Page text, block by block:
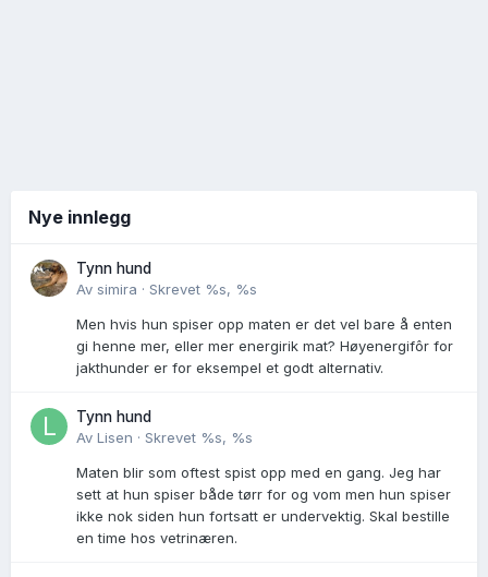
Nye innlegg
Tynn hund
Av simira · Skrevet %s, %s
Men hvis hun spiser opp maten er det vel bare å enten
gi henne mer, eller mer energirik mat? Høyenergifôr for
jakthunder er for eksempel et godt alternativ.
Tynn hund
Av Lisen · Skrevet %s, %s
Maten blir som oftest spist opp med en gang. Jeg har
sett at hun spiser både tørr for og vom men hun spiser
ikke nok siden hun fortsatt er undervektig. Skal bestille
en time hos vetrinæren.